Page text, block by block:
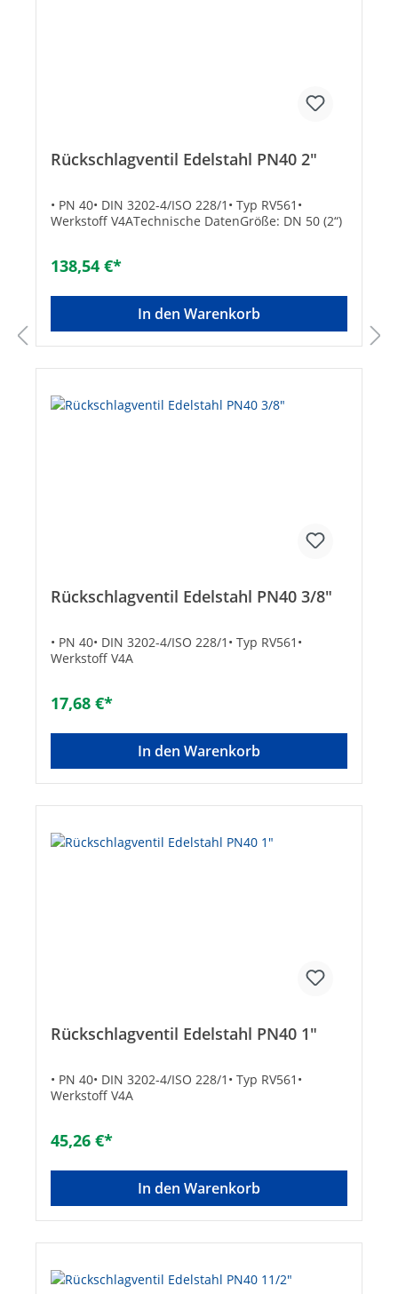
Rückschlagventil Edelstahl PN40 2"
• PN 40• DIN 3202-4/ISO 228/1• Typ RV561•
Werkstoff V4ATechnische DatenGröße: DN 50 (2“)
138,54 €*
In den Warenkorb
Rückschlagventil Edelstahl PN40 3/8"
• PN 40• DIN 3202-4/ISO 228/1• Typ RV561•
Werkstoff V4A
17,68 €*
In den Warenkorb
Rückschlagventil Edelstahl PN40 1"
• PN 40• DIN 3202-4/ISO 228/1• Typ RV561•
Werkstoff V4A
45,26 €*
In den Warenkorb